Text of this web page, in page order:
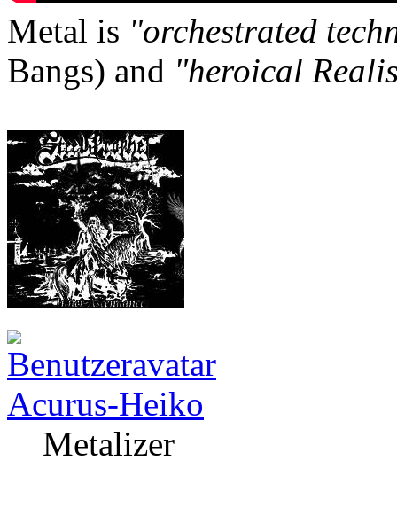
Metal is "orchestrated
Bangs) and "heroical
Acurus-Heiko
Metalizer